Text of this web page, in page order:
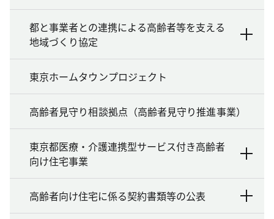
都と事業者との連携による高齢者等を支える
地域づくり協定
東京ホームタウンプロジェクト
高齢者見守り相談拠点（高齢者見守り推進事業）
東京都医療・介護連携型サービス付き高齢者
向け住宅事業
高齢者向け住宅に係る契約書類等の公表